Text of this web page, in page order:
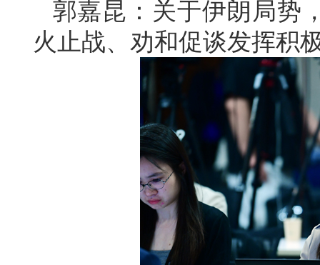
郭嘉昆：关于伊朗局势
火止战、劝和促谈发挥积